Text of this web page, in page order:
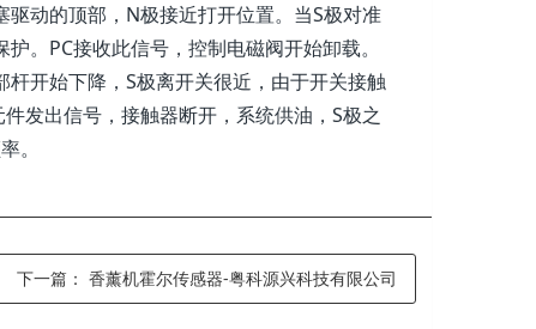
动的顶部，N极接近打开位置。当S极对准
。PC接收此信号，控制电磁阀开始卸载。
开始下降，S极离开关很近，由于开关接触
发出信号，接触器断开，系统供油，S极之
。
下一篇： 香薰机霍尔传感器-粤科源兴科技有限公司